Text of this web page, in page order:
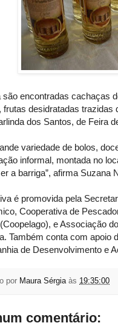
são encontradas cachaças
frutas desidratadas
dos Santos, de Feira
variedade de bolos,
informal, montada no
a barriga”, afirma Suzana
é promovida pela
Cooperativa de
e Associação
Também conta com apoio
de Desenvolvimento e
por Maura Sérgia às 19:35:00
comentário: